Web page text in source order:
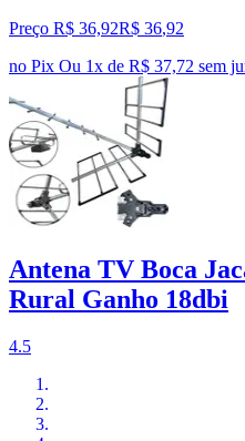
Preço R$ 36,92R$ 36,92
no Pix Ou 1x de R$ 37,72 sem
Antena TV Boca
Rural Ganho 18dbi
4.5